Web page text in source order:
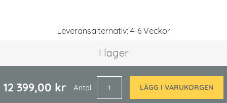
Leveransalternativ: 4-6 Veckor
I lager
12 399,00 kr Antal LÄGG I VARUKORGEN